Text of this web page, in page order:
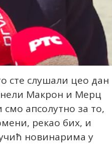
сте слушали цео дан
Макрон и Мерц
апсолутно за то,
рекао бих, и
новинарима у